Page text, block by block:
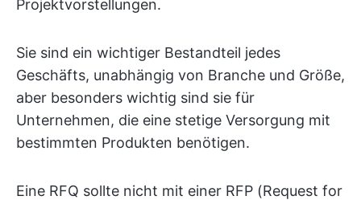
Projektvorstellungen.
Sie sind ein wichtiger Bestandteil jedes
Geschäfts, unabhängig von Branche und Größe,
aber besonders wichtig sind sie für
Unternehmen, die eine stetige Versorgung mit
bestimmten Produkten benötigen.
Eine RFQ sollte nicht mit einer RFP (Request for